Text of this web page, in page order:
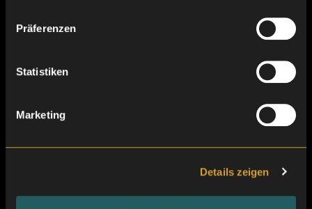
Präferenzen
Statistiken
Marketing
Details zeigen